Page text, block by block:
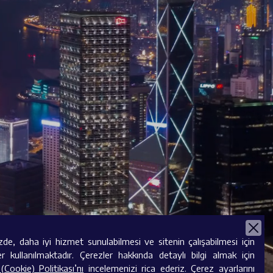
Verusa Holding, mevcut stratejik
daha iyi hizmet sunulabilmesi ve sitenin çalışabilmesi için
kullanılmaktadır. Çerezler hakkında detaylı bilgi almak için
Politikası’nı incelemenizi rica ederiz. Çerez ayarlarını